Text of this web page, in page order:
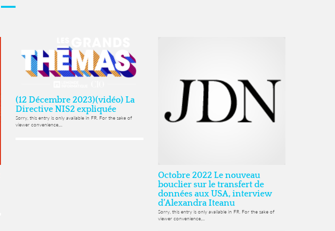
(12 Décembre 2023)(vidéo) La
Directive NIS2 expliquée
Sorry, this entry is only available in FR. For the sake of
viewer convenience,...
Octobre 2022 Le nouveau
bouclier sur le transfert de
données aux USA, interview
d’Alexandra Iteanu
Sorry, this entry is only available in FR. For the sake of
viewer convenience,...